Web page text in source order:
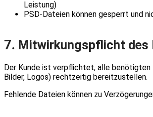
Leistung)
PSD-Dateien können gesperrt und
7. Mitwirkungspflicht des
Der Kunde ist verpflichtet, alle
Bilder, Logos) rechtzeitig bereitzustellen.
Fehlende Dateien können zu